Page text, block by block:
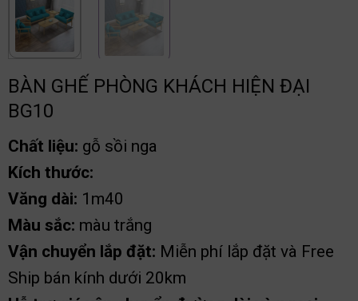
BÀN GHẾ PHÒNG KHÁCH HIỆN ĐẠI
BG10
Chất liệu: gỗ sồi nga
Kích thước:
Văng dài: 1m40
Màu sắc: màu trắng
Vận chuyển lắp đặt: Miễn phí lắp đặt và Free
Ship bán kính dưới 20km